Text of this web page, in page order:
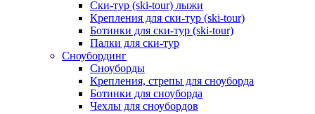
Ски-тур (ski-tour) лыжи
Крепления для ски-тур (ski-tour)
Ботинки для ски-тур (ski-tour)
Палки для ски-тур
Сноубординг
Сноуборды
Крепления, стрепы для сноуборда
Ботинки для сноуборда
Чехлы для сноубордов